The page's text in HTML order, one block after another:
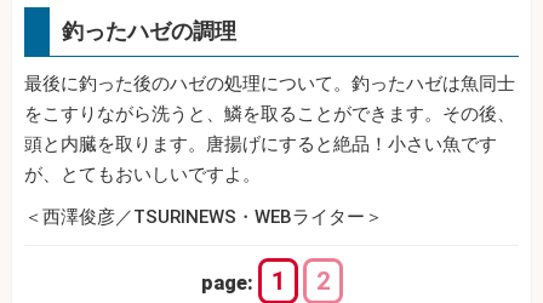
釣ったハゼの調理
最後に釣った後のハゼの処理について。釣ったハゼは魚同士
をこすりながら洗うと、鱗を取ることができます。その後、
頭と内臓を取ります。唐揚げにすると絶品！小さい魚です
が、とてもおいしいですよ。
＜西澤俊彦／TSURINEWS・WEBライター＞
page: 1 2